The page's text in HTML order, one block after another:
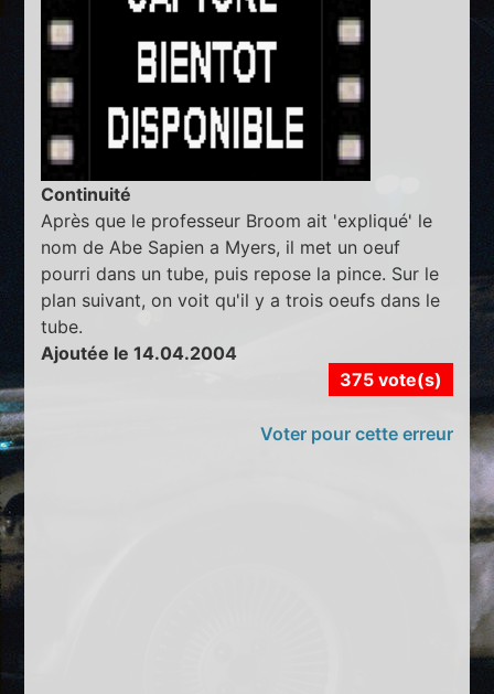
Continuité
Après que le professeur Broom ait 'expliqué' le
nom de Abe Sapien a Myers, il met un oeuf
pourri dans un tube, puis repose la pince. Sur le
plan suivant, on voit qu'il y a trois oeufs dans le
tube.
Ajoutée le 14.04.2004
375 vote(s)
Voter pour cette erreur